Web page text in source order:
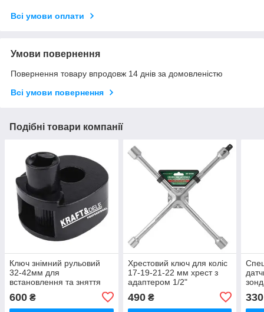
Всі умови оплати
Умови повернення
Повернення товару впродовж 14 днів за домовленістю
Всі умови повернення
Подібні товари компанії
Ключ знімний рульовий
32-42мм для
встановлення та зняття
KD10618
600 ₴
Хрестовий ключ для коліс
17-19-21-22 мм хрест з
адаптером 1/2"
490₴ 330